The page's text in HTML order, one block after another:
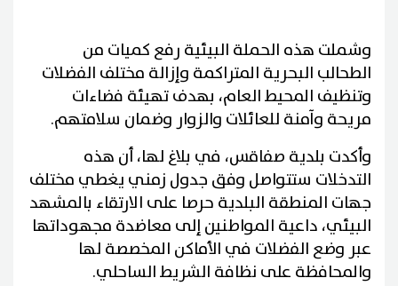
وشملت هذه الحملة البيئية رفع كميات من
الطحالب البحرية المتراكمة وإزالة مختلف الفضلات
وتنظيف المحيط العام، بهدف تهيئة فضاءات
مريحة وآمنة للعائلات والزوار وضمان سلامتهم.
وأكدت بلدية صفاقس، في بلاغ لها، أن هذه
التدخلات ستتواصل وفق جدول زمني يغطي مختلف
جهات المنطقة البلدية حرصا على الارتقاء بالمشهد
البيئي، داعية المواطنين إلى معاضدة مجهوداتها
عبر وضع الفضلات في الأماكن المخصصة لها
والمحافظة على نظافة الشريط الساحلي.